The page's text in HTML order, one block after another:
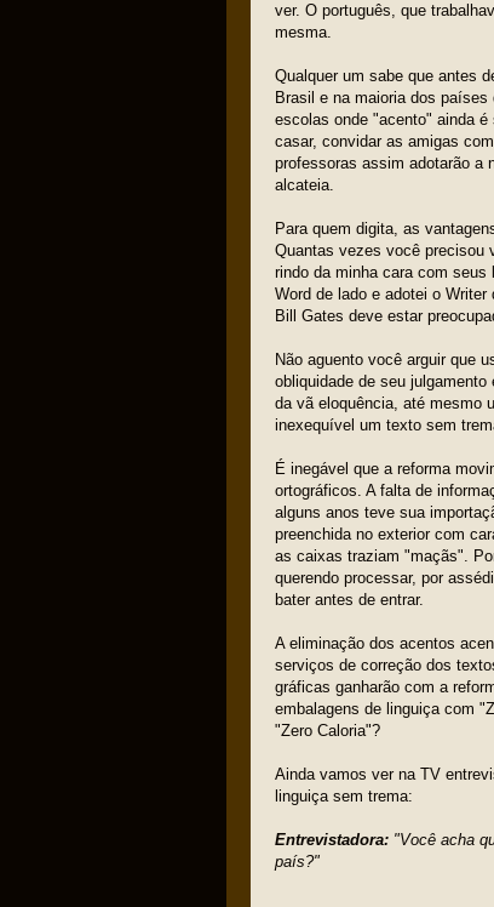
ver. O português, que
mesma.
Qualquer um sabe que antes
Brasil e na maioria dos
escolas onde "acento" ainda
casar, convidar as amigas
professoras assim adotarão a
alcateia.
Para quem digita, as
Quantas vezes você precisou
rindo da minha cara com seus
Word de lado e adotei o
Bill Gates deve estar
Não aguento você arguir que
obliquidade de seu
da vã eloquência, até mesmo
inexequível um texto sem
É inegável que a reforma
ortográficos. A falta de
alguns anos teve sua
preenchida no exterior com
as caixas traziam "maçãs".
querendo processar, por
bater antes de entrar.
A eliminação dos acentos
serviços de correção dos
gráficas ganharão com a
embalagens de linguiça com
"Zero Caloria"?
Ainda vamos ver na TV
linguiça sem trema:
Entrevistadora: "Você acha
país?"